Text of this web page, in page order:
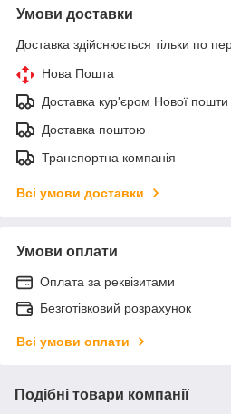
Умови доставки
Доставка здійснюється тільки по
Нова Пошта
Доставка кур'єром Нової пошти
Доставка поштою
Транспортна компанія
Всі умови доставки
Умови оплати
Оплата за реквізитами
Безготівковий розрахунок
Всі умови оплати
Подібні товари компанії